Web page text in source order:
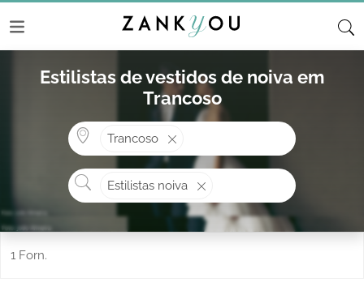
Estilistas de vestidos de noiva em
Trancoso
Trancoso
Estilistas noiva
1 Forn.